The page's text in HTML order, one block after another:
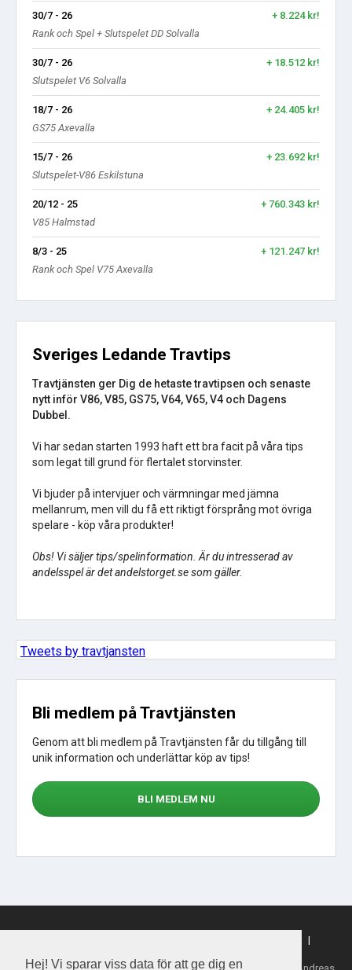
Hej! Vi sparar viss data för att ge dig en
30/7 - 26
+ 8.224 kr!
Rank och Spel + Slutspelet DD Solvalla
30/7 - 26
+ 18.512 kr!
Slutspelet V6 Solvalla
18/7 - 26
+ 24.405 kr!
GS75 Axevalla
15/7 - 26
+ 23.692 kr!
Slutspelet-V86 Eskilstuna
20/12 - 25
+ 760.343 kr!
V85 Halmstad
8/3 - 25
+ 121.247 kr!
Rank och Spel V75 Axevalla
Sveriges Ledande Travtips
Travtjänsten ger Dig de hetaste travtipsen och senaste
nytt inför V86, V85, GS75, V64, V65, V4 och Dagens
Dubbel.
Vi har sedan starten 1993 haft ett bra facit på våra tips
som legat till grund för flertalet storvinster.
Vi bjuder på intervjuer och värmningar med jämna
mellanrum, men vill du få ett riktigt försprång mot övriga
spelare - köp våra produkter!
Obs! Vi säljer tips/spelinformation. Är du intresserad av
andelsspel är det andelstorget.se som gäller.
Tweets by travtjansten
Bli medlem på Travtjänsten
Genom att bli medlem på Travtjänsten får du tillgång till
unik information och underlättar köp av tips!
BLI MEDLEM NU
|